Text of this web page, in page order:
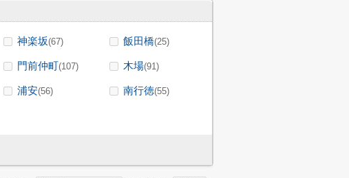
神楽坂(67) 飯田橋(25)
門前仲町(107) 木場(91)
浦安(56) 南行徳(55)